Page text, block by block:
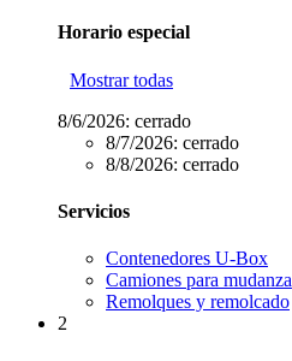
Horario especial
Mostrar todas
8/6/2026: cerrado
8/7/2026: cerrado
8/8/2026: cerrado
Servicios
Contenedores U-Box
Camiones para mudanza
Remolques y remolcado
2